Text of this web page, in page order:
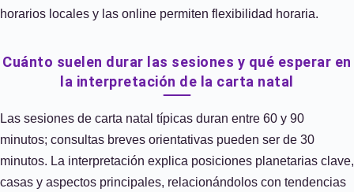
horarios locales y las online permiten flexibilidad horaria.
Cuánto suelen durar las sesiones y qué esperar en
la interpretación de la carta natal
Las sesiones de carta natal típicas duran entre 60 y 90
minutos; consultas breves orientativas pueden ser de 30
minutos. La interpretación explica posiciones planetarias clave,
casas y aspectos principales, relacionándolos con tendencias